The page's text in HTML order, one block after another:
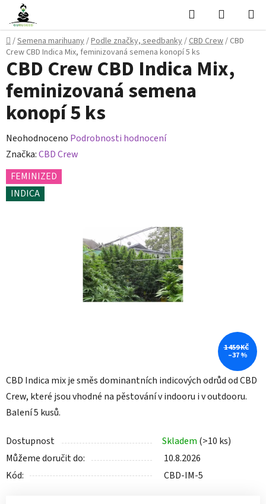
Přejít
obsah
Hledat
KOŠÍK
Domů
/Semena marihuany/Podle značky, seedbanky/CBD Crew/ CBD
Crew CBD Indica Mix, feminizovaná semena konopí 5 ks
CBD Indica mix je směs dominantních indicových odrůd od CBD
Crew, které jsou vhodné na pěstování v indooru i v outdooru.
Balení 5 kusů.
Dostupnost Skladem (>10 ks)
Můžeme doručit do:
10.8.2026
Kód:
CBD-IM-5
CBD Crew CBD Indica Mix,
feminizovaná semena
konopí 5 ks
Průměrné
hodnocení
produktu
je
0,0
Neohodnoceno Podrobnosti hodnocení
Značka:CBD Crew
FEMINIZED
INDICA
1 459 KČ
–37 %